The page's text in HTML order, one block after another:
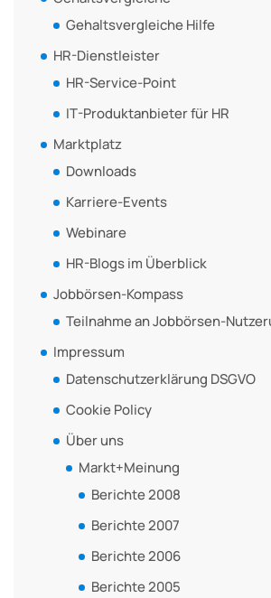
Gehaltsvergleiche Hilfe
HR-Dienstleister
HR-Service-Point
IT-Produktanbieter für HR
Marktplatz
Downloads
Karriere-Events
Webinare
HR-Blogs im Überblick
Jobbörsen-Kompass
Teilnahme an Jobbörsen-
Impressum
Datenschutzerklärung DSGVO
Cookie Policy
Über uns
Markt+Meinung
Berichte 2008
Berichte 2007
Berichte 2006
Berichte 2005